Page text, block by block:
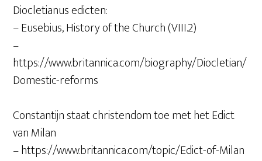
Diocletianus edicten:
– Eusebius, History of the Church (VIII.2)
–
https://www.britannica.com/biography/Diocletian/
Domestic-reforms
Constantijn staat christendom toe met het Edict
van Milan
– https://www.britannica.com/topic/Edict-of-Milan